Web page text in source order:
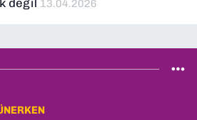
13.04.2026